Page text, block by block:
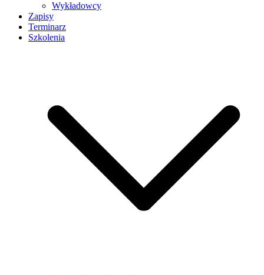
Wykładowcy
Zapisy
Terminarz
Szkolenia